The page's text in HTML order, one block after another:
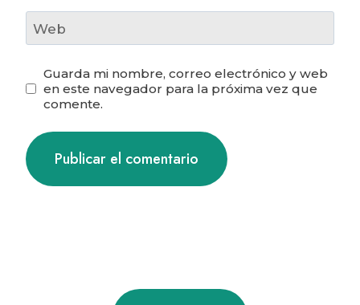
Web
Guarda mi nombre, correo electrónico y web
en este navegador para la próxima vez que
comente.